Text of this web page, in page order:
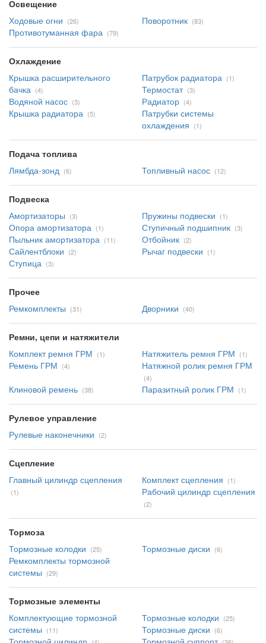
Освещение
Ходовые огни (26) Поворотник (83)
Противотуманная фара (79)
Охлаждение
Крышка расширительного
бачка (4)
Патрубок радиатора (1)
Термостат (3)
Водяной насос (3) Радиатор (4)
Крышка радиатора (5)
Патрубки системы
охлаждения (1)
Подача топлива
Лямбда-зонд (6) Топливный насос (12)
Подвеска
Амортизаторы (3) Пружины подвески (1)
Опора амортизатора (1) Ступичный подшипник (3)
Пыльник амортизатора (11) Отбойник (2)
Сайлентблоки (2) Рычаг подвески (1)
Ступица (3)
Прочее
Ремкомплекты (31) Дворники (40)
Ремни, цепи и натяжители
Комплект ремня ГРМ (1) Натяжитель ремня ГРМ (1)
Ремень ГРМ (4) Натяжной ролик ремня ГРМ
(4)
Клиновой ремень (38) Паразитный ролик ГРМ (1)
Рулевое управление
Рулевые наконечники (2)
Сцепление
Главный цилиндр сцепления
(1)
Комплект сцепления (1)
Рабочий цилиндр сцепления
(2)
Тормоза
Тормозные колодки (25) Тормозные диски (6)
Ремкомплекты тормозной
системы (29)
Тормозные элементы
Комплектующие тормозной
системы (11)
Тормозные колодки (25)
Тормозные диски (6)